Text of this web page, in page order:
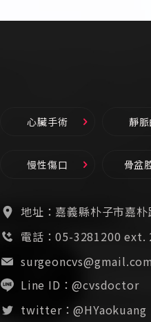
心臟手術 靜
慢性傷口 骨盆
地址： 嘉義縣朴子市嘉
電話：05-3281200
surgeoncvs@gmail.com
Line ID：@cvsdoctor
twitter：@HYaokuang